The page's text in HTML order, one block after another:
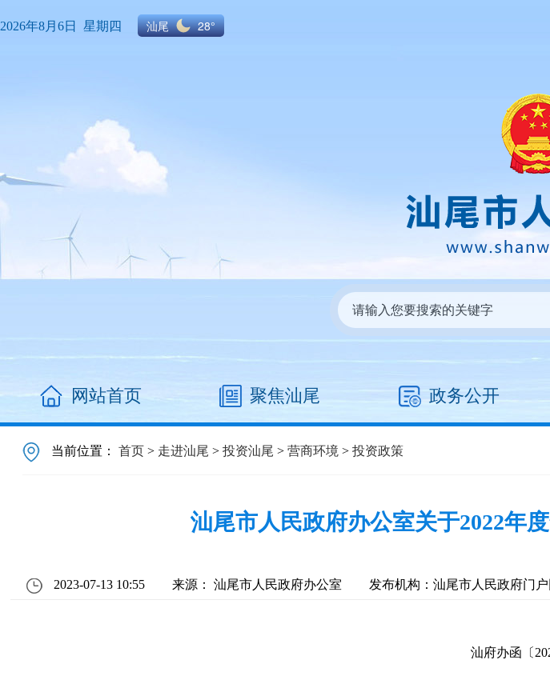
2026年8月6日 星期四 汕尾 28°
网站首页 聚焦汕尾 政务公开
当前位置：首页 > 走进汕尾 >投资汕尾 >营商环境 >投资政策
汕尾市人民政府办公室关于2022年
2023-07-13 10:55 来源： 汕尾市人民政府办公室 发布机构：汕尾市人民政府门
汕府办函〔